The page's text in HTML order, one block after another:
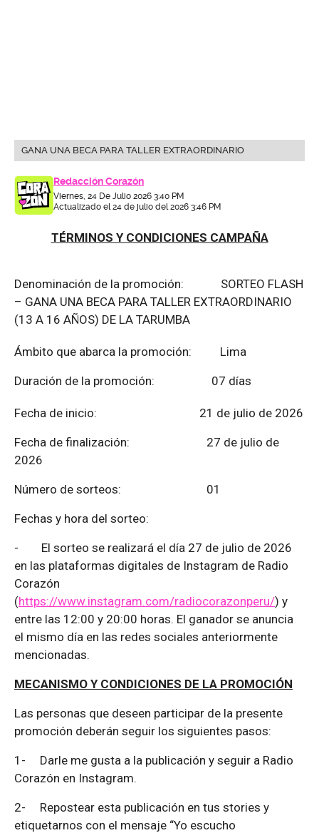
GANA UNA BECA PARA TALLER EXTRAORDINARIO
Redacción Corazón
Viernes, 24 De Julio 2026 3:40 PM
Actualizado el 24 de julio del 2026 3:46 PM
TÉRMINOS Y CONDICIONES CAMPAÑA
Denominación de la promoción: SORTEO FLASH
– GANA UNA BECA PARA TALLER EXTRAORDINARIO
(13 A 16 AÑOS) DE LA TARUMBA
Ámbito que abarca la promoción: Lima
Duración de la promoción: 07 días
Fecha de inicio: 21 de julio de 2026
Fecha de finalización:
27 de julio de
2026
Número de sorteos: 01
Fechas y hora del sorteo:
- El sorteo se realizará el día 27 de julio de 2026
en las plataformas digitales de Instagram de Radio
Corazón
(https://www.instagram.com/radiocorazonperu/) y
entre las 12:00 y 20:00 horas. El ganador se anuncia
el mismo día en las redes sociales anteriormente
mencionadas.
MECANISMO Y CONDICIONES DE LA PROMOCIÓN
Las personas que deseen participar de la presente
promoción deberán seguir los siguientes pasos:
1- Darle me gusta a la publicación y seguir a Radio
Corazón en Instagram.
2- Repostear esta publicación en tus stories y
etiquetarnos con el mensaje “Yo escucho